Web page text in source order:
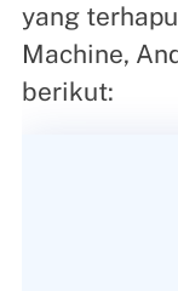
yang
Machine,
berikut: